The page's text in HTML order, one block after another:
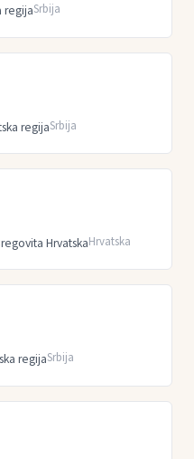
regijaSrbija
regijaSrbija
HrvatskaHrvatska
regijaSrbija